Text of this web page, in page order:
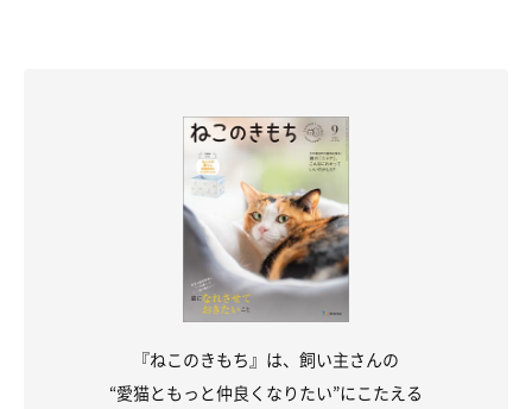
『ねこのきもち』は、飼い主さんの
“愛猫ともっと仲良くなりたい”にこたえる